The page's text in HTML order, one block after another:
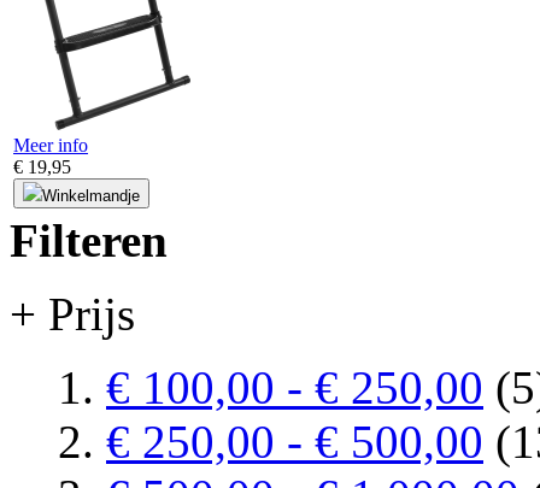
Meer info
€ 19,95
Winkelmandje
Filteren
+ Prijs
€ 100,00 - € 250,00
€ 250,00 - € 500,00